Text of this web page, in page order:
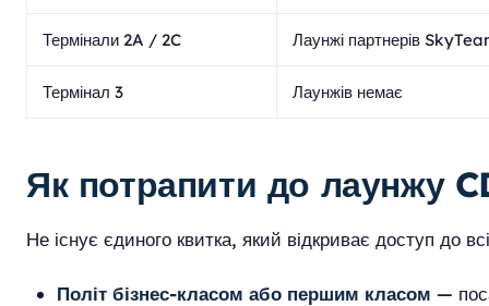
Термінали 2A / 2C Лаунжі партнерів
Термінал 3 Лаунжів немає
Як потрапити до лаунжу
Не існує єдиного квитка, який відкриває доступ до
Політ бізнес-класом або першим класом —